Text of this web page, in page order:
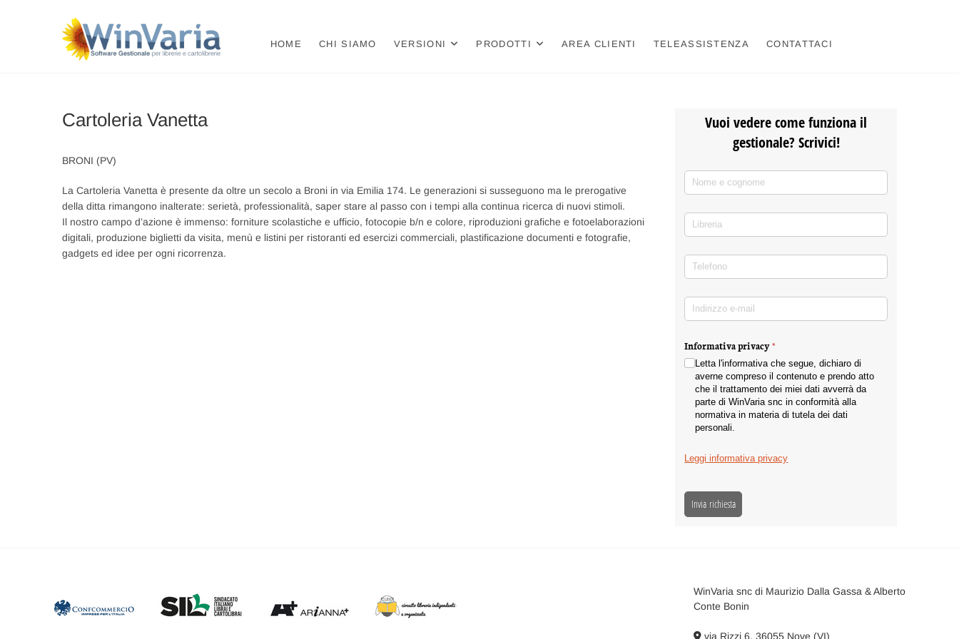
WinVaria
HOME CHI SIAMO VERSIONI PRODOTTI AREA CLIENTI TELEASSISTENZA CONTATTACI
Cartoleria Vanetta
BRONI (PV)
La Cartoleria Vanetta è presente da oltre un secolo a Broni in via Emilia 174. Le generazioni si susseguono ma le prerogative
della ditta rimangono inalterate: serietà, professionalità, saper stare al passo con i tempi alla continua ricerca di nuovi stimoli.
Il nostro campo d’azione è immenso: forniture scolastiche e ufficio, fotocopie b/n e colore, riproduzioni grafiche e fotoelaborazioni
digitali, produzione biglietti da visita, menù e listini per ristoranti ed esercizi commerciali, plastificazione documenti e fotografie,
gadgets ed idee per ogni ricorrenza.
Vuoi vedere come funziona il
gestionale? Scrivici!
Nome e cognome
Libreria
Telefono
Indirizzo e-mail(richiesto)
Informativa privacy*
(richiesto)
Letta l'informativa che segue, dichiaro di
averne compreso il contenuto e prendo atto
che il trattamento dei miei dati avverrà da
parte di WinVaria snc in conformità alla
normativa in materia di tutela dei dati
personali.
Leggi informativa privacy
Invia richiesta
WinVaria snc di Maurizio Dalla Gassa & Alberto
Conte Bonin
via Rizzi 6, 36055 Nove (VI)